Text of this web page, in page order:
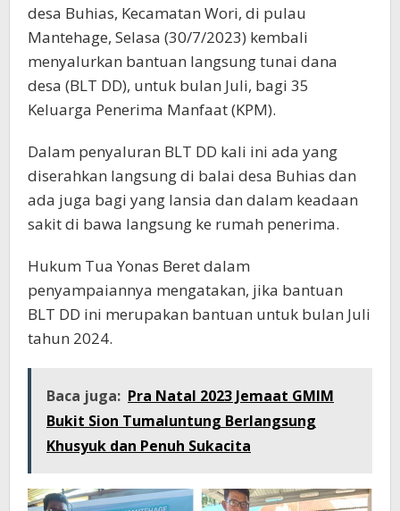
desa Buhias, Kecamatan Wori, di pulau
Mantehage, Selasa (30/7/2023) kembali
menyalurkan bantuan langsung tunai dana
desa (BLT DD), untuk bulan Juli, bagi 35
Keluarga Penerima Manfaat (KPM).
Dalam penyaluran BLT DD kali ini ada yang
diserahkan langsung di balai desa Buhias dan
ada juga bagi yang lansia dan dalam keadaan
sakit di bawa langsung ke rumah penerima.
Hukum Tua Yonas Beret dalam
penyampaiannya mengatakan, jika bantuan
BLT DD ini merupakan bantuan untuk bulan Juli
tahun 2024.
Baca juga: Pra Natal 2023 Jemaat GMIM
Bukit Sion Tumaluntung Berlangsung
Khusyuk dan Penuh Sukacita